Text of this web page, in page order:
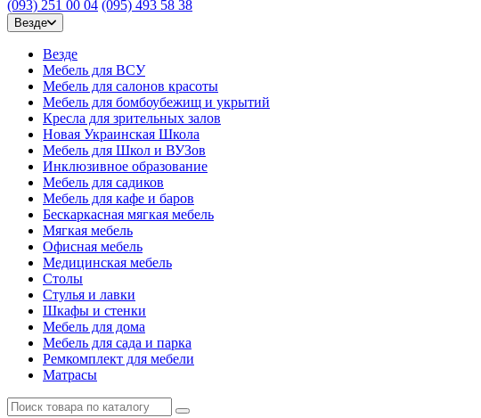
(093) 251 00 04 (095) 493 58 38
Везде
Везде
Мебель для ВСУ
Мебель для салонов красоты
Мебель для бомбоубежищ и укрытий
Кресла для зрительных залов
Новая Украинская Школа
Мебель для Школ и ВУЗов
Инклюзивное образование
Мебель для садиков
Мебель для кафе и баров
Бескаркасная мягкая мебель
Мягкая мебель
Офисная мебель
Медицинская мебель
Столы
Стулья и лавки
Шкафы и стенки
Мебель для дома
Мебель для сада и парка
Ремкомплект для мебели
Матрасы